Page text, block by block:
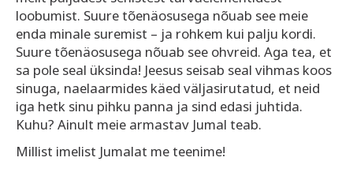
loobumist. Suure tõenäosusega nõuab see meie
enda minale suremist – ja rohkem kui palju kordi.
Suure tõenäosusega nõuab see ohvreid. Aga tea, et
sa pole seal üksinda! Jeesus seisab seal vihmas koos
sinuga, naelaarmides käed väljasirutatud, et neid
iga hetk sinu pihku panna ja sind edasi juhtida.
Kuhu? Ainult meie armastav Jumal teab.
Millist imelist Jumalat me teenime!